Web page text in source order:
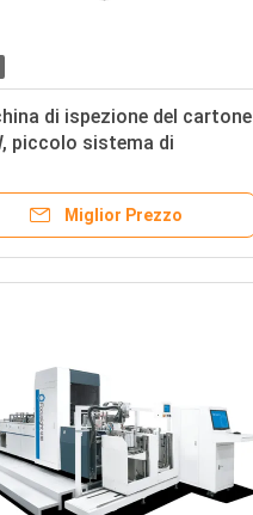
di ispezione del cartone
piccolo sistema di
della sigaretta di
Miglior Prezzo